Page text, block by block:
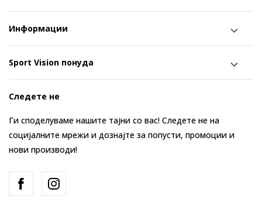
Информации
Sport Vision понуда
Следете не
Ги споделуваме нашите тајни со вас! Следете не на
социјалните мрежи и дознајте за попусти, промоции и
нови производи!